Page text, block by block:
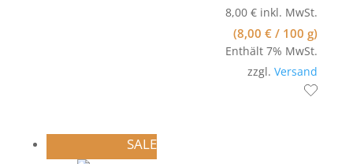
8,00€ inkl. MwSt.
(8,00€ / 100 g)
Enthält 7% MwSt.
zzgl.Versand
SALE